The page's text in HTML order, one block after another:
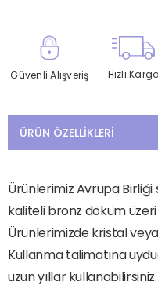
Güvenli Alışveriş Hızlı Kargo
ÜRÜN ÖZELLIKLERI
Ürünlerimiz Avrupa
kaliteli bronz döküm
Ürünlerimizde kristal
Kullanma talimatına
uzun yıllar kullanabilirsiniz.